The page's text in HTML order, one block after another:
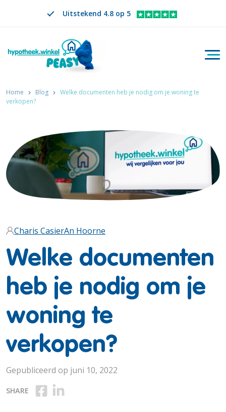
Uitstekend 4.8 op 5
Zoeken
VERANDER TAAL. GESELECTEERDE TAAL IS
NL
Home Blog
Welke documenten heb je nodig om je woning te
verkopen?
Charis CasierAn Hoorne
Welke documenten
heb je nodig om je
woning te
verkopen?
Gepubliceerd op juni 10, 2022
SHARE Deel op Facebook
Deel op Linkedin